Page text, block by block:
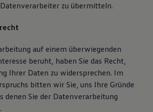
zu übermitteln.
auf einem überwiegenden
beruht, haben Sie das Recht,
Ihrer Daten zu widersprechen. Im
bitten wir Sie, uns Ihre Gründe
denen Sie der Datenverarbeitung